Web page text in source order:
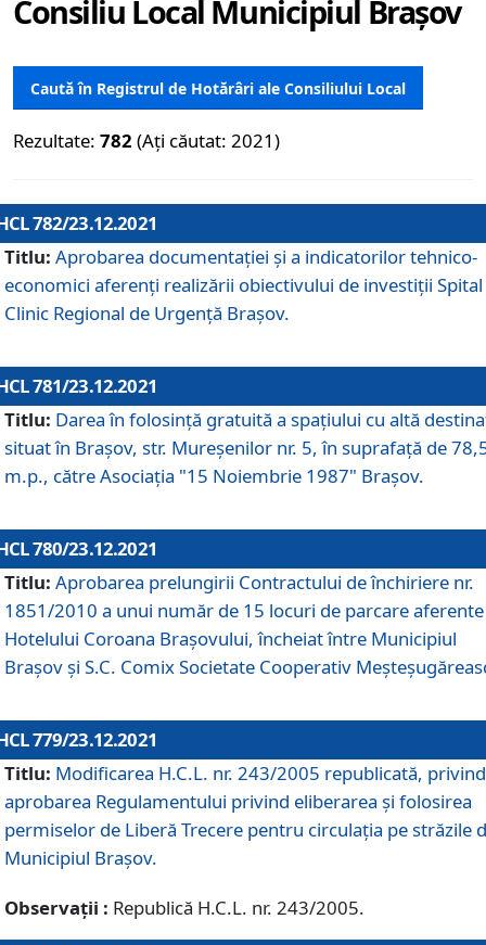
Consiliu Local Municipiul Brașov
Caută în Registrul de Hotărâri ale Consiliului Local
Rezultate: 782 (Ați căutat: 2021)
782/23.12.2021
Titlu: Aprobarea documentației și a indicatorilor tehnico-
economici aferenți realizării obiectivului de investiții Spital
Clinic Regional de Urgență Brașov.
781/23.12.2021
Titlu: Darea în folosinţă gratuită a spaţiului cu altă
situat în Braşov, str. Mureşenilor nr. 5, în suprafaţă de
m.p., către Asociaţia "15 Noiembrie 1987" Braşov.
780/23.12.2021
Titlu: Aprobarea prelungirii Contractului de închiriere nr.
1851/2010 a unui număr de 15 locuri de parcare aferente
Hotelului Coroana Brașovului, încheiat între Municipiul
Braşov şi S.C. Comix Societate Cooperativ
779/23.12.2021
Titlu: Modificarea H.C.L. nr. 243/2005 republicată, privind
aprobarea Regulamentului privind eliberarea şi folosirea
permiselor de Liberă Trecere pentru circulația pe străzile
Municipiul Braşov.
Observații : Republică H.C.L. nr. 243/2005.